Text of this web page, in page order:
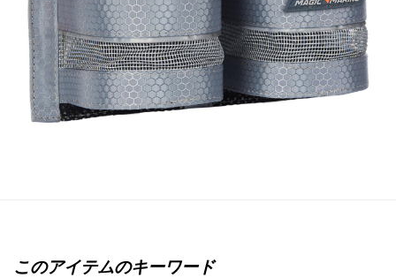
このアイテムのキーワード